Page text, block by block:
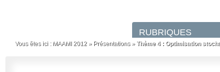
Vous êtes ici : MAAMI 2012» Présentations» Thème 4 : Optimisation